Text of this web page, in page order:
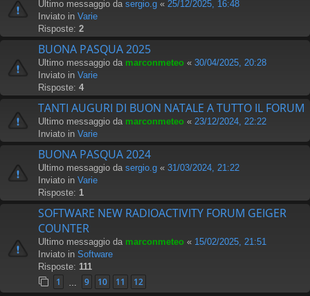
Ultimo messaggio da sergio.g « 25/12/2025, 16:48
Inviato in Varie
Risposte: 2
BUONA PASQUA 2025
Ultimo messaggio da marconmeteo « 30/04/2025, 20:28
Inviato in Varie
Risposte: 4
TANTI AUGURI DI BUON NATALE A TUTTO IL FORUM
Ultimo messaggio da marconmeteo « 23/12/2024, 22:22
Inviato in Varie
BUONA PASQUA 2024
Ultimo messaggio da sergio.g « 31/03/2024, 21:22
Inviato in Varie
Risposte: 1
SOFTWARE NEW RADIOACTIVITY FORUM GEIGER
COUNTER
Ultimo messaggio da marconmeteo « 15/02/2025, 21:51
Inviato in Software
Risposte: 111
1 9 10 11 12